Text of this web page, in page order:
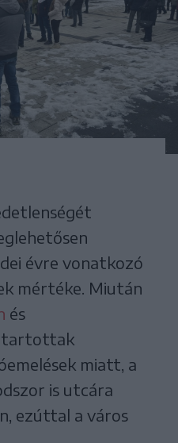
évre vonatkozó
mértéke. Miután
és
tartottak
miatt, a
is utcára
ezúttal a város